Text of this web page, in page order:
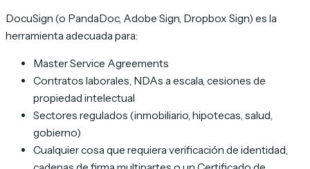
DocuSign (o PandaDoc, Adobe Sign, Dropbox Sign) es la
herramienta adecuada para:
Master Service Agreements
Contratos laborales, NDAs a escala, cesiones de
propiedad intelectual
Sectores regulados (inmobiliario, hipotecas, salud,
gobierno)
Cualquier cosa que requiera verificación de identidad,